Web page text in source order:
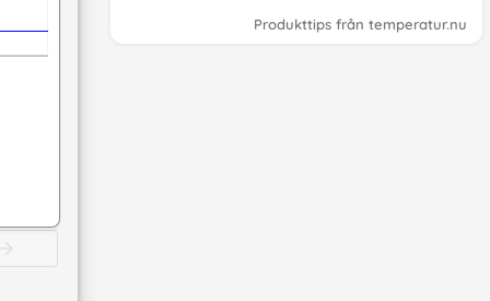
Produkttips från temperatur.nu